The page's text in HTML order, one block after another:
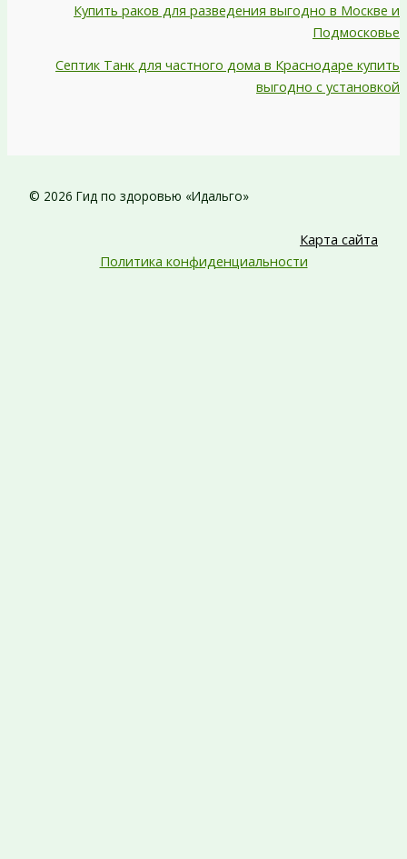
Купить раков для разведения выгодно в Москве и
Подмосковье
Септик Танк для частного дома в Краснодаре купить
выгодно с установкой
© 2026 Гид по здоровью «Идальго»
Карта сайта
Политика конфиденциальности